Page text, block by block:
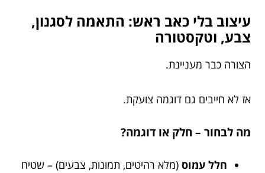
עיצוב בלי כאב ראש: התאמה לסגנון,
צבע, וטקסטורה
הצורה כבר מעניינת.
אז לא חייבים גם דוגמה צועקת.
מה לבחור – חלק או דוגמה?
חלל עמוס (מלא רהיטים, תמונות, צבעים) – שטיח